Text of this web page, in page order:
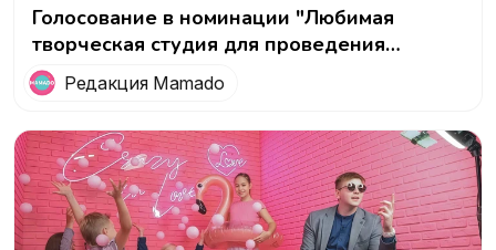
Голосование в номинации "Любимая
творческая студия для проведения
детского дня рождения"
Редакция Mamado